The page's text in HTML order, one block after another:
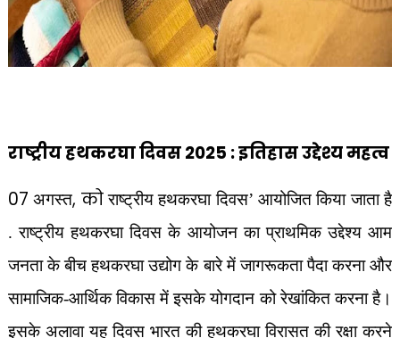
राष्‍ट्रीय हथकरघा दिवस 2025 : इतिहास उद्देश्य महत्व
07 अगस्त, कोराष्ट्रीय हथकरघा दिवस’ आयोजित किया जाता है
. राष्ट्रीय हथकरघा दिवस के आयोजन का प्राथमिक उद्देश्य आम
जनता के बीच हथकरघा उद्योग के बारे में जागरूकता पैदा करना और
सामाजिक-आर्थिक विकास में इसके योगदान को रेखांकित करना है।
इसके अलावा यह दिवस भारत की हथकरघा विरासत की रक्षा करने